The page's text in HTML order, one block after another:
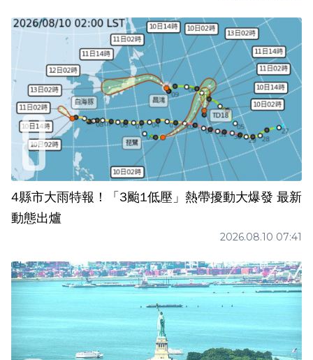
4縣市大雨特報！「3颱1低壓」熱帶擾動大爆發 最新
動態出爐
2026.08.10 07:41